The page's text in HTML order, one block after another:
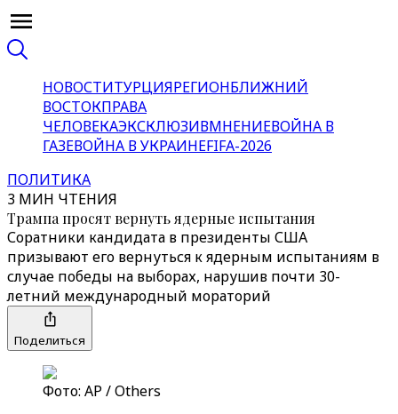
НОВОСТИТУРЦИЯРЕГИОНБЛИЖНИЙ
ВОСТОКПРАВА
ЧЕЛОВЕКАЭКСКЛЮЗИВМНЕНИЕВОЙНА В
ГАЗЕВОЙНА В УКРАИНЕFIFA-2026
ПОЛИТИКА
3 МИН ЧТЕНИЯ
Трампа просят вернуть ядерные испытания
Соратники кандидата в президенты США
призывают его вернуться к ядерным испытаниям в
случае победы на выборах, нарушив почти 30-
летний международный мораторий
Поделиться
Фото: AP / Others